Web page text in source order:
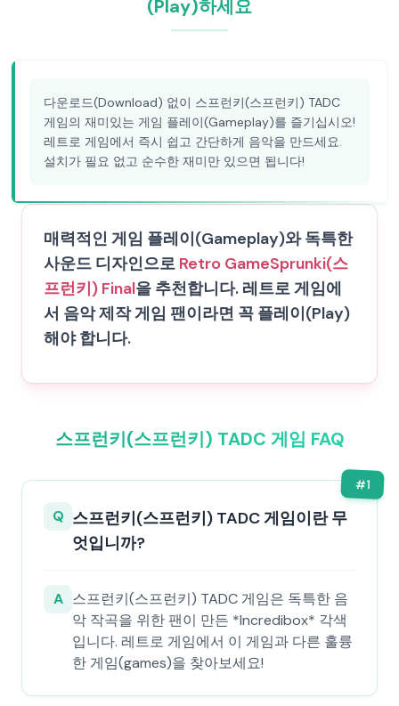
(Play)하세요
다운로드(Download) 없이 스프런키(스프런키) TADC
게임의 재미있는 게임 플레이(Gameplay)를 즐기십시오!
레트로 게임에서 즉시 쉽고 간단하게 음악을 만드세요.
설치가 필요 없고 순수한 재미만 있으면 됩니다!
매력적인 게임 플레이(Gameplay)와 독특한
사운드 디자인으로 Retro GameSprunki(스
프런키) Final을 추천합니다. 레트로 게임에
서 음악 제작 게임 팬이라면 꼭 플레이(Play)
해야 합니다.
스프런키(스프런키) TADC 게임 FAQ
#1
Q 스프런키(스프런키) TADC 게임이란 무
엇입니까?
A 스프런키(스프런키) TADC 게임은 독특한 음
악 작곡을 위한 팬이 만든 *Incredibox* 각색
입니다. 레트로 게임에서 이 게임과 다른 훌륭
한 게임(games)을 찾아보세요!